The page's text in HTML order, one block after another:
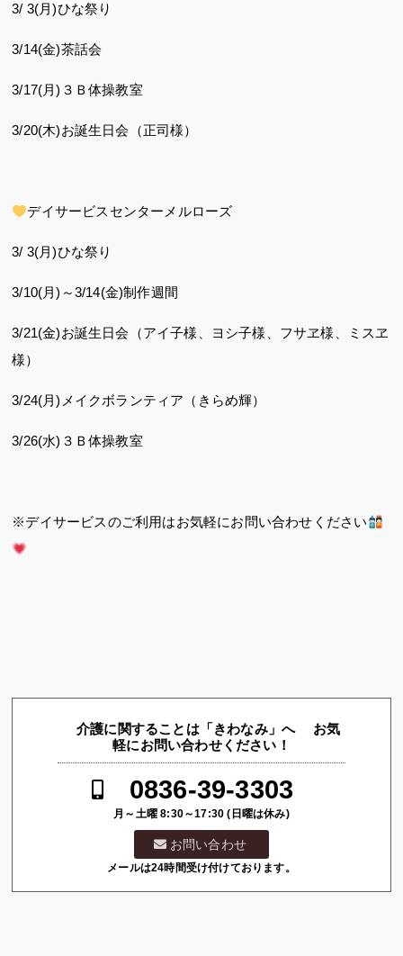
3/ 3(月)ひな祭り
3/14(金)茶話会
3/17(月)３Ｂ体操教室
3/20(木)お誕生日会（正司様）
デイサービスセンターメルローズ
3/ 3(月)ひな祭り
3/10(月)～3/14(金)制作週間
3/21(金)お誕生日会（アイ子様、ヨシ子様、フサヱ様、ミスヱ
様）
3/24(月)メイクボランティア（きらめ輝）
3/26(水)３Ｂ体操教室
※デイサービスのご利用はお気軽にお問い合わせください
介護に関することは「きわなみ」へ お気
軽にお問い合わせください！
0836-39-3303
月～土曜 8:30～17:30 (日曜は休み)
お問い合わせ
メールは24時間受け付けております。